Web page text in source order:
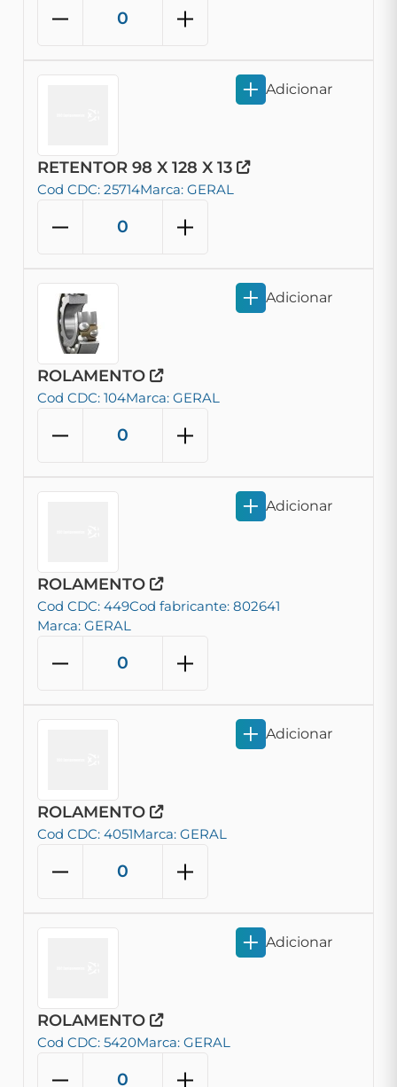
RETENTOR 98 X 128 X 13
Cod CDC: 25714Marca: GERAL
Adicionar
ROLAMENTO
Cod CDC: 104Marca: GERAL
Adicionar
ROLAMENTO
Cod CDC: 449Cod fabricante: 802641
Marca: GERAL
Adicionar
ROLAMENTO
Cod CDC: 4051Marca: GERAL
Adicionar
ROLAMENTO
Cod CDC: 5420Marca: GERAL
Adicionar